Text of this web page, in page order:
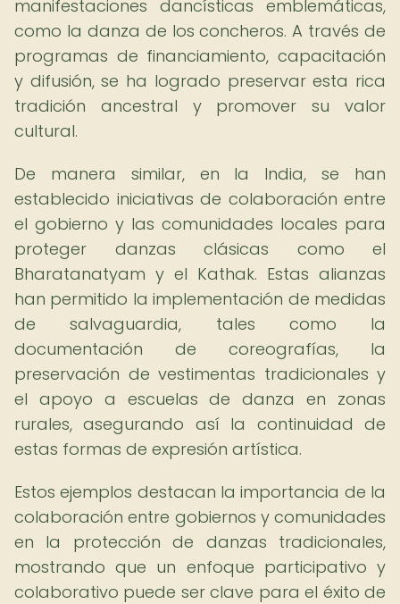
manifestaciones dancísticas emblemáticas,
como la danza de los concheros. A través de
programas de financiamiento, capacitación
y difusión, se ha logrado preservar esta rica
tradición ancestral y promover su valor
cultural.
De manera similar, en la India, se han
establecido iniciativas de colaboración entre
el gobierno y las comunidades locales para
proteger danzas clásicas como el
Bharatanatyam y el Kathak. Estas alianzas
han permitido la implementación de medidas
de salvaguardia, tales como la
documentación de coreografías, la
preservación de vestimentas tradicionales y
el apoyo a escuelas de danza en zonas
rurales, asegurando así la continuidad de
estas formas de expresión artística.
Estos ejemplos destacan la importancia de la
colaboración entre gobiernos y comunidades
en la protección de danzas tradicionales,
mostrando que un enfoque participativo y
colaborativo puede ser clave para el éxito de